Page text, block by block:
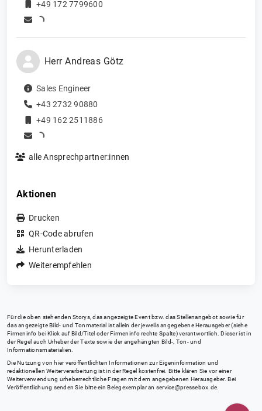
+49 172 7799600
Herr Andreas Götz
Sales Engineer
+43 2732 90880
+49 162 2511886
alle Ansprechpartner:innen
Aktionen
Drucken
QR-Code abrufen
Herunterladen
Weiterempfehlen
Für die oben stehenden Storys, das angezeigte Event bzw. das Stellenangebot sowie für
das angezeigte Bild- und Tonmaterial ist allein der jeweils angegebene Herausgeber (siehe
Firmeninfo bei Klick auf Bild/Titel oder Firmeninfo rechte Spalte) verantwortlich. Dieser ist in
der Regel auch Urheber der Texte sowie der angehängten Bild-, Ton- und
Informationsmaterialien.
Die Nutzung von hier veröffentlichten Informationen zur Eigeninformation und
redaktionellen Weiterverarbeitung ist in der Regel kostenfrei. Bitte klären Sie vor einer
Weiterverwendung urheberrechtliche Fragen mit dem angegebenen Herausgeber. Bei
Veröffentlichung senden Sie bitte ein Belegexemplar an service@pressebox.de.